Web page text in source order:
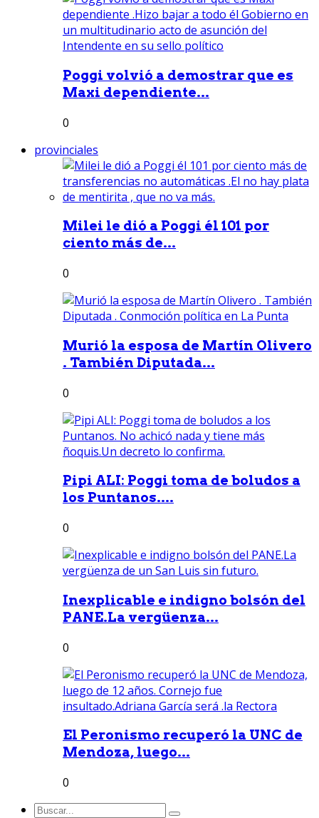
Poggi volvió a demostrar que es
Maxi dependiente...
0
provinciales
Milei le dió a Poggi él 101 por
ciento más de...
0
Murió la esposa de Martín Olivero
. También Diputada...
0
Pipi ALI: Poggi toma de boludos a
los Puntanos....
0
Inexplicable e indigno bolsón del
PANE.La vergüenza...
0
El Peronismo recuperó la UNC de
Mendoza, luego...
0